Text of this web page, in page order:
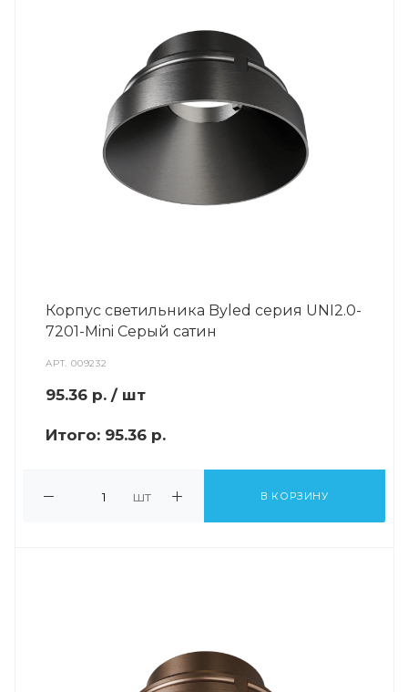
Корпус светильника Byled серия UNI2.0-
7201-Mini Серый сатин
АРТ.009232
95.36 р. / шт
Итого: 95.36 р.
шт В КОРЗИНУ